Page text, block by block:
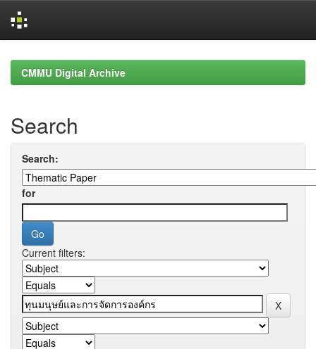
navigationCMMU Digital Archive
Search
Search:
for
Current filters: